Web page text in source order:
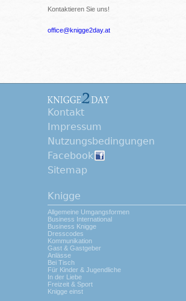
Kontaktieren Sie uns!
office@knigge2day.at
Kontakt
Impressum
Nutzungsbedingungen
Facebook
Sitemap
Knigge
Allgemeine Umgangsformen
Business International
Business Knigge
Dresscodes
Kommunikation
Gast & Gastgeber
Anlässe
Bei Tisch
Für Kinder & Jugendliche
In der Liebe
Freizeit & Sport
Knigge einst